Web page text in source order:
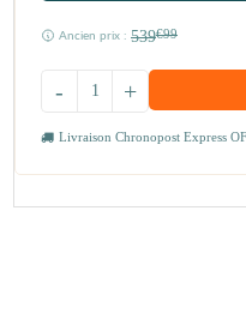
Ancien prix : 539€99
+
-
Livraison Chronopost Express